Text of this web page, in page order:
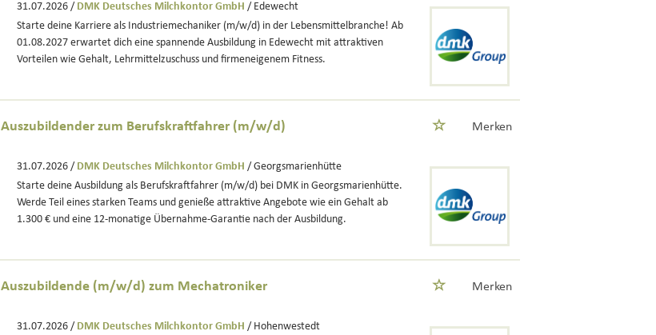
31.07.2026 / DMK Deutsches Milchkontor GmbH / Edewecht
Starte deine Karriere als Industriemechaniker (m/w/d) in der Lebensmittelbranche! Ab
01.08.2027 erwartet dich eine spannende Ausbildung in Edewecht mit attraktiven
Vorteilen wie Gehalt, Lehrmittelzuschuss und firmeneigenem Fitness.
Auszubildender zum Berufskraftfahrer (m/w/d) Merken
31.07.2026 / DMK Deutsches Milchkontor GmbH / Georgsmarienhütte
Starte deine Ausbildung als Berufskraftfahrer (m/w/d) bei DMK in Georgsmarienhütte.
Werde Teil eines starken Teams und genieße attraktive Angebote wie ein Gehalt ab
1.300 € und eine 12-monatige Übernahme-Garantie nach der Ausbildung.
Auszubildende (m/w/d) zum Mechatroniker Merken
31.07.2026 / DMK Deutsches Milchkontor GmbH / Hohenwestedt